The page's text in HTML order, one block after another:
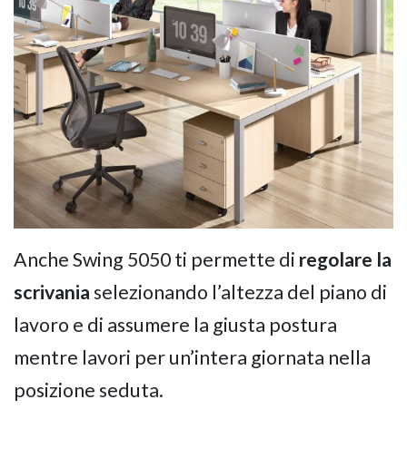
Anche Swing 5050 ti permette di regolare la
scrivaniaselezionando l’altezza del piano di
lavoro e di assumere la giusta postura
mentre lavori per un’intera giornata nella
posizione seduta.